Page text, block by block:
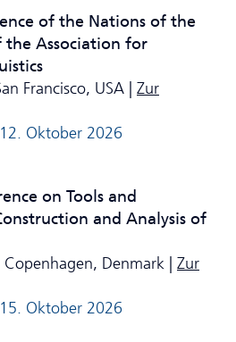
of the Nations of the
the Association for
Francisco, USA | Zur
12. Oktober 2026
on Tools and
and Analysis of
Denmark | Zur
15. Oktober 2026